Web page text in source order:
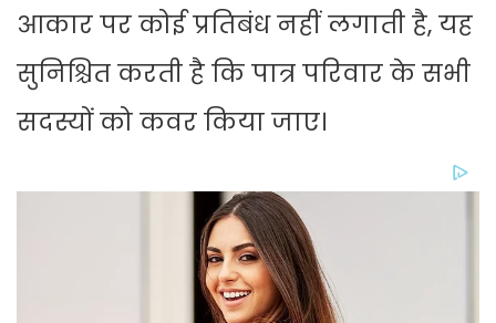
आकार पर कोई प्रतिबंध नहीं लगाती है, यह
सुनिश्चित करती है कि पात्र परिवार के सभी
सदस्यों को कवर किया जाए।